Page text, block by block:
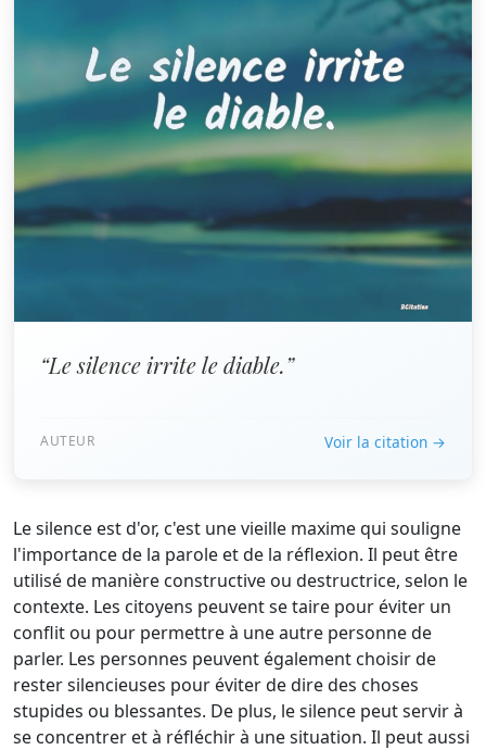
“Le silence irrite le diable.”
AUTEUR Voir la citation →
Le silence est d'or, c'est une vieille maxime qui souligne
l'importance de la parole et de la réflexion. Il peut être
utilisé de manière constructive ou destructrice, selon le
contexte. Les citoyens peuvent se taire pour éviter un
conflit ou pour permettre à une autre personne de
parler. Les personnes peuvent également choisir de
rester silencieuses pour éviter de dire des choses
stupides ou blessantes. De plus, le silence peut servir à
se concentrer et à réfléchir à une situation. Il peut aussi